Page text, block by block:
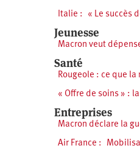
Italie : « Le succès
Jeunesse
Macron veut
Santé
Rougeole : ce que
« Offre de soins » :
Entreprises
Macron déclare la
Air France :